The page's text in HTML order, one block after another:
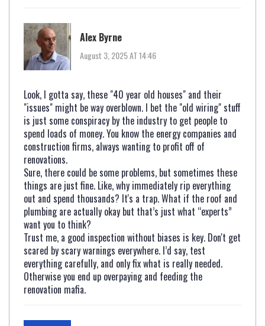
Alex Byrne
August 3, 2025 AT 14:46
Look, I gotta say, these "40 year old houses" and their
"issues" might be way overblown. I bet the "old wiring" stuff
is just some conspiracy by the industry to get people to
spend loads of money. You know the energy companies and
construction firms, always wanting to profit off of
renovations.
Sure, there could be some problems, but sometimes these
things are just fine. Like, why immediately rip everything
out and spend thousands? It's a trap. What if the roof and
plumbing are actually okay but that’s just what “experts”
want you to think?
Trust me, a good inspection without biases is key. Don't get
scared by scary warnings everywhere. I’d say, test
everything carefully, and only fix what is really needed.
Otherwise you end up overpaying and feeding the
renovation mafia.